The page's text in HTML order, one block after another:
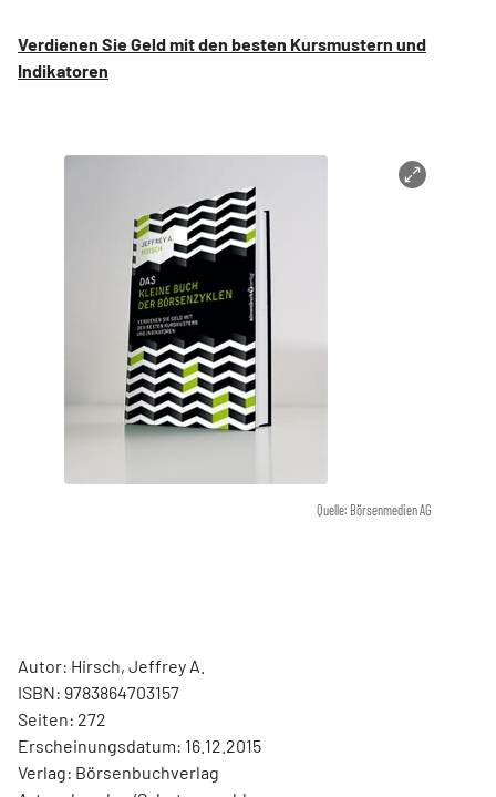
Verdienen Sie Geld mit den besten Kursmustern und
Indikatoren
Quelle: Börsenmedien AG
Autor: Hirsch, Jeffrey A.
ISBN: 9783864703157
Seiten: 272
Erscheinungsdatum: 16.12.2015
Verlag: Börsenbuchverlag